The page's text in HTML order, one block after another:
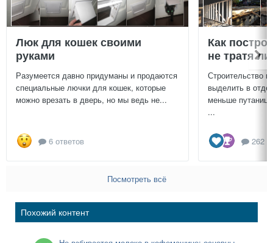
Люк для кошек своими
руками
Разумеется давно придуманы и продаются
специальные лючки для кошек, которые
можно врезать в дверь, но мы ведь не...
6 ответов
Как
не тратя
Строительство
выделить в
меньше
...
262
Посмотреть всё
Похожий контент